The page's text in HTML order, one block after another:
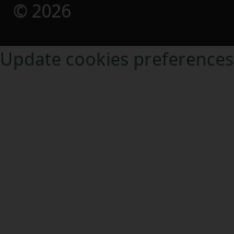
© 2026
Update cookies preferences